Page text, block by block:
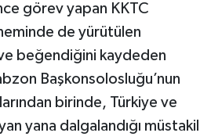
görev yapan KKTC
de yürütülen
beğendiğini kaydeden
Başkonsolosluğu’nun
birinde, Türkiye ve
yana dalgalandığı müstakil